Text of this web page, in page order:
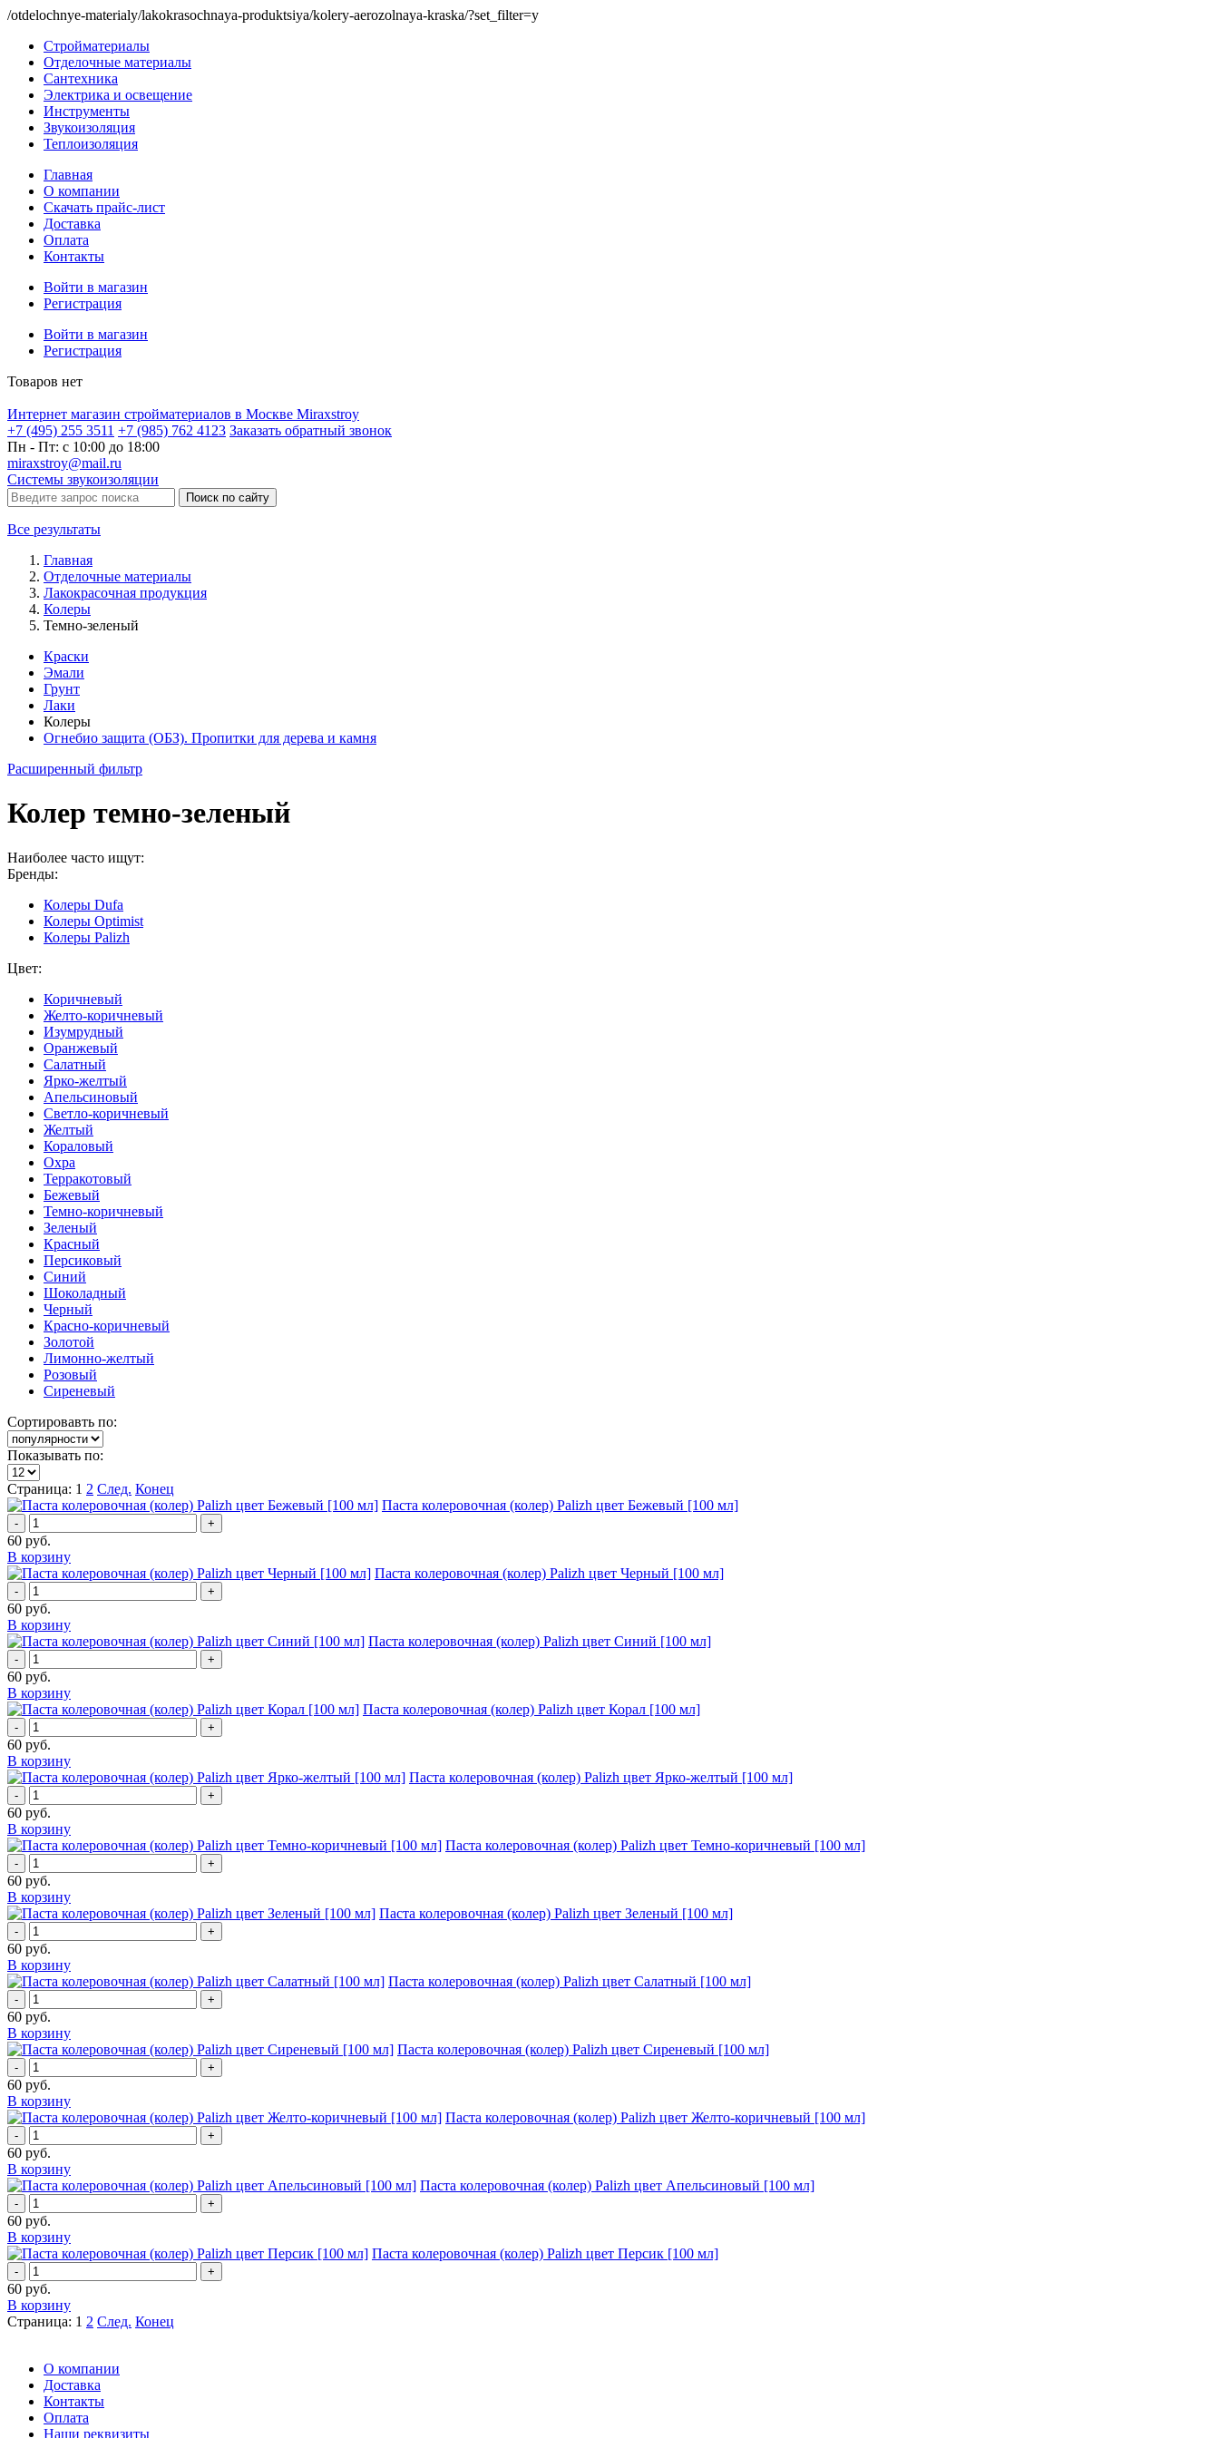
/otdelochnye-materialy/lakokrasochnaya-produktsiya/kolery-aerozolnaya-kraska/?set_filter=y
Стройматериалы
Отделочные материалы
Сантехника
Электрика и освещение
Инструменты
Звукоизоляция
Теплоизоляция
Главная
О компании
Скачать прайс-лист
Доставка
Оплата
Контакты
Войти в магазин
Регистрация
Войти в магазин
Регистрация
Товаров нет
Интернет магазин стройматериалов в Москве Miraxstroy
+7 (495) 255 3511 +7 (985) 762 4123 Заказать обратный звонок
Пн - Пт: с 10:00 до 18:00
miraxstroy@mail.ru
Системы звукоизоляции
Поиск по сайту
Все результаты
Главная
Отделочные материалы
Лакокрасочная продукция
Колеры
Темно-зеленый
Краски
Эмали
Грунт
Лаки
Колеры
Огнебио защита (ОБЗ). Пропитки для дерева и камня
Расширенный фильтр
Колер темно-зеленый
Наиболее часто ищут:
Бренды:
Колеры Dufa
Колеры Optimist
Колеры Palizh
Цвет:
Коричневый
Желто-коричневый
Изумрудный
Оранжевый
Салатный
Ярко-желтый
Апельсиновый
Светло-коричневый
Желтый
Кораловый
Охра
Терракотовый
Бежевый
Темно-коричневый
Зеленый
Красный
Персиковый
Синий
Шоколадный
Черный
Красно-коричневый
Золотой
Лимонно-желтый
Розовый
Сиреневый
Сортировавть по:
Показывать по:
Страница: 1 2 След. Конец
Паста колеровочная (колер) Palizh цвет Бежевый [100 мл]
- +
60 руб.
В корзину
Паста колеровочная (колер) Palizh цвет Черный [100 мл]
- +
60 руб.
В корзину
Паста колеровочная (колер) Palizh цвет Синий [100 мл]
- +
60 руб.
В корзину
Паста колеровочная (колер) Palizh цвет Корал [100 мл]
- +
60 руб.
В корзину
Паста колеровочная (колер) Palizh цвет Ярко-желтый [100 мл]
- +
60 руб.
В корзину
Паста колеровочная (колер) Palizh цвет Темно-коричневый [100 мл]
- +
60 руб.
В корзину
Паста колеровочная (колер) Palizh цвет Зеленый [100 мл]
- +
60 руб.
В корзину
Паста колеровочная (колер) Palizh цвет Салатный [100 мл]
- +
60 руб.
В корзину
Паста колеровочная (колер) Palizh цвет Сиреневый [100 мл]
- +
60 руб.
В корзину
Паста колеровочная (колер) Palizh цвет Желто-коричневый [100 мл]
- +
60 руб.
В корзину
Паста колеровочная (колер) Palizh цвет Апельсиновый [100 мл]
- +
60 руб.
В корзину
Паста колеровочная (колер) Palizh цвет Персик [100 мл]
- +
60 руб.
В корзину
Страница: 1 2 След. Конец
О компании
Доставка
Контакты
Оплата
Наши реквизиты